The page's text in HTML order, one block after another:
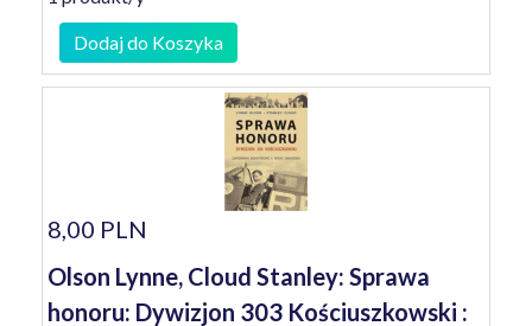
Dodaj do Koszyka
8,00 PLN
Olson Lynne, Cloud Stanley: Sprawa
honoru: Dywizjon 303 Kościuszkowski :